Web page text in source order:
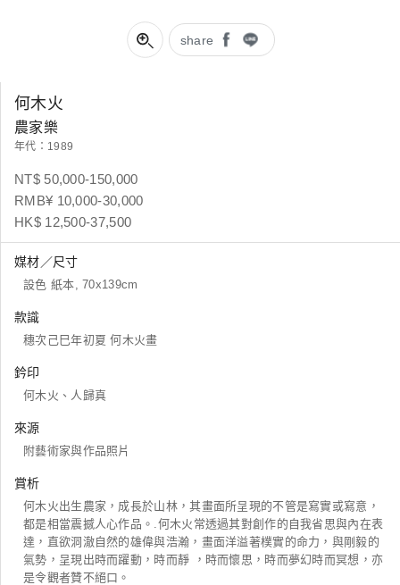
share
何木火
農家樂
年代：1989
NT$ 50,000-150,000
RMB¥ 10,000-30,000
HK$ 12,500-37,500
媒材／尺寸
設色 紙本, 70x139cm
款識
穗次己巳年初夏 何木火畫
鈐印
何木火、人歸真
來源
附藝術家與作品照片
賞析
何木火出生農家，成長於山林，其畫面所呈現的不管是寫實或寫意，
都是相當震撼人心作品。.何木火常透過其對創作的自我省思與內在表
達，直欲洞澈自然的雄偉與浩瀚，畫面洋溢著樸實的命力，與剛毅的
氣勢，呈現出時而躍動，時而靜 ，時而懷思，時而夢幻時而冥想，亦
是令觀者贊不絕口。